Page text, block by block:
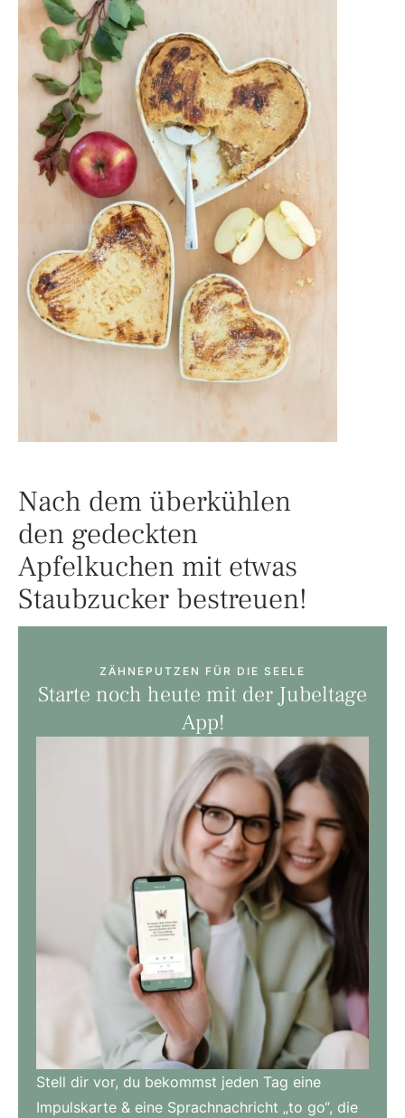
ZÄHNEPUTZEN FÜR DIE SEELE
Starte noch heute mit der Jubeltage
App!
Stell dir vor, du bekommst jeden Tag eine
Impulskarte & eine Sprachnachricht „to go“, die
Nach dem überkühlen
den gedeckten
Apfelkuchen mit etwas
Staubzucker bestreuen!